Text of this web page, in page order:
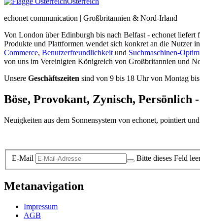
echonet communication | Großbritannien & Nord-Irland
Von London über Edinburgh bis nach Belfast - echonet
Produkte und Plattformen wendet sich konkret an die Nutzer
Commerce, Benutzerfreundlichkeit und Suchmaschinen-
von uns im Vereinigten Königreich von Großbritannien und
Unsere Geschäftszeiten sind von 9 bis 18 Uhr von Montag
Böse, Provokant, Zynisch, Persönlich
Neuigkeiten aus dem Sonnensystem von echonet, pointiert
E-Mail Bitte dieses Feld
Metanavigation
Impressum
AGB